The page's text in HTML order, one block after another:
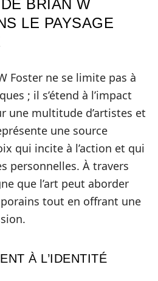
BRIAN W
LE PAYSAGE
Foster ne se limite pas à
; il s’étend à l’impact
une multitude d’artistes et
une source
qui incite à l’action et qui
personnelles. À travers
que l’art peut aborder
tout en offrant une
À L’IDENTITÉ